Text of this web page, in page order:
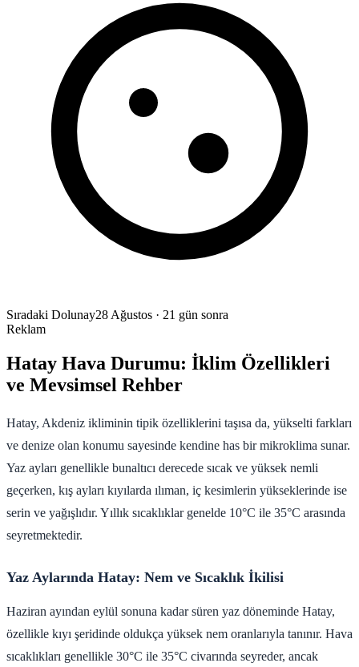
Sıradaki Dolunay28 Ağustos · 21 gün sonra
Reklam
Hatay Hava Durumu: İklim Özellikleri
ve Mevsimsel Rehber
Hatay, Akdeniz ikliminin tipik özelliklerini taşısa da, yükselti farkları
ve denize olan konumu sayesinde kendine has bir mikroklima sunar.
Yaz ayları genellikle bunaltıcı derecede sıcak ve yüksek nemli
geçerken, kış ayları kıyılarda ılıman, iç kesimlerin yükseklerinde ise
serin ve yağışlıdır. Yıllık sıcaklıklar genelde 10°C ile 35°C arasında
seyretmektedir.
Yaz Aylarında Hatay: Nem ve Sıcaklık İkilisi
Haziran ayından eylül sonuna kadar süren yaz döneminde Hatay,
özellikle kıyı şeridinde oldukça yüksek nem oranlarıyla tanınır. Hava
sıcaklıkları genellikle 30°C ile 35°C civarında seyreder, ancak